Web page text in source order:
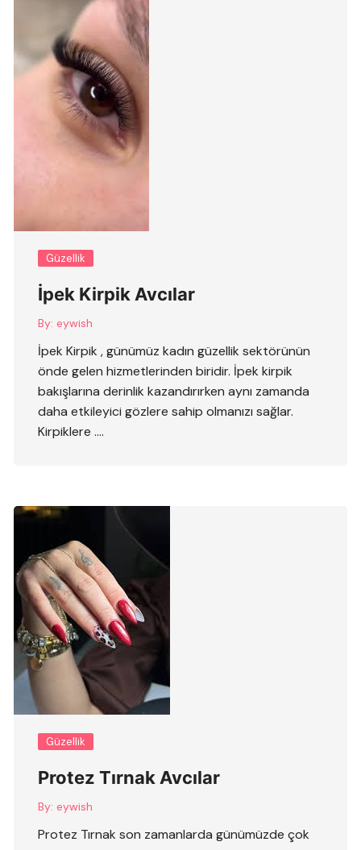
Güzellik
İpek Kirpik Avcılar
By: eywish
İpek Kirpik , günümüz kadın güzellik sektörünün
önde gelen hizmetlerinden biridir. İpek kirpik
bakışlarına derinlik kazandırırken aynı zamanda
daha etkileyici gözlere sahip olmanızı sağlar.
Kirpiklere ….
Güzellik
Protez Tırnak Avcılar
By: eywish
Protez Tırnak son zamanlarda günümüzde çok